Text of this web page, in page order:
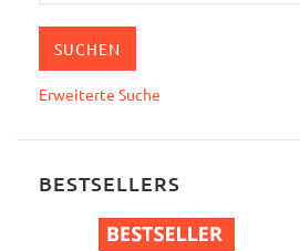
Erweiterte Suche
BESTSELLERS